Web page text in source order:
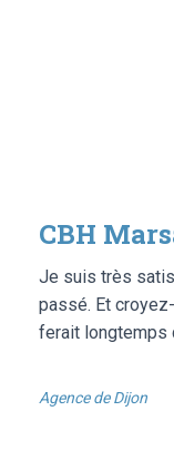
CBH
Je suis très
passé. Et
ferait longtemps
Agence de Dijon